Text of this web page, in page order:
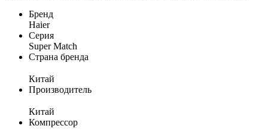
Бренд
Haier
Серия
Super Match
Страна бренда
Китай
Производитель
Китай
Компрессор